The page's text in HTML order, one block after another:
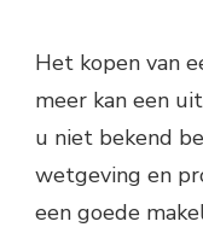
Het kopen van
meer kan een
u niet bekend
wetgeving en
een goede